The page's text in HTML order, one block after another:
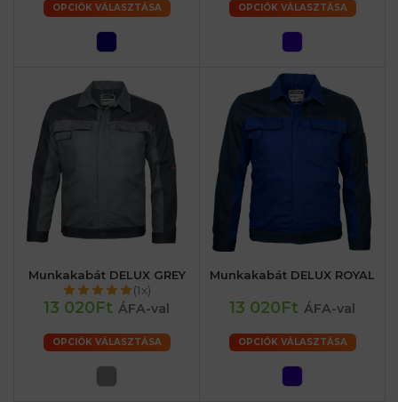
OPCIÓK VÁLASZTÁSA OPCIÓK VÁLASZTÁSA
Munkakabát DELUX GREY
(1x)
13 020Ft ÁFA-val
OPCIÓK VÁLASZTÁSA
Munkakabát DELUX ROYAL
13 020Ft ÁFA-val
OPCIÓK VÁLASZTÁSA